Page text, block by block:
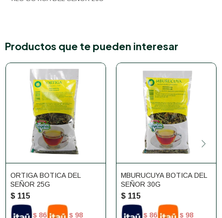
Productos que te pueden interesar
ORTIGA BOTICA DEL
SEÑOR 25G
$ 115
$ 86 $ 98
MBURUCUYA BOTICA DEL
SEÑOR 30G
$ 115
$ 86 $ 98